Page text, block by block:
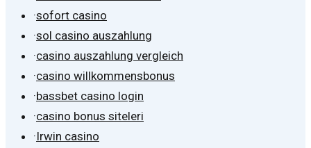
·sofort casino
·sol casino auszahlung
·casino auszahlung vergleich
·casino willkommensbonus
·bassbet casino login
·casino bonus siteleri
·Irwin casino